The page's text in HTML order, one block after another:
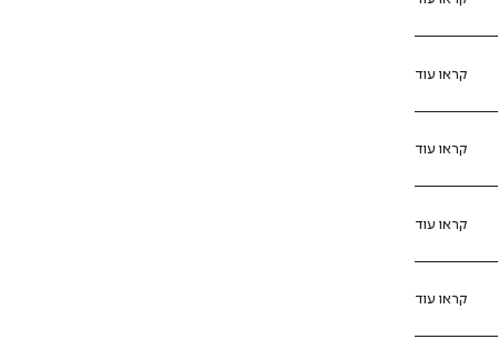
קראו עוד
קראו עוד
קראו עוד
קראו עוד